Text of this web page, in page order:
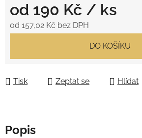
od 190 Kč / ks
od 157,02 Kč bez DPH
DO KOŠÍKU
Tisk Zeptat se Hlídat
Popis